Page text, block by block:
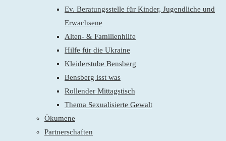
Ev. Beratungsstelle für Kinder, Jugendliche und
Erwachsene
Alten- & Familienhilfe
Hilfe für die Ukraine
Kleiderstube Bensberg
Bensberg isst was
Rollender Mittagstisch
Thema Sexualisierte Gewalt
Ökumene
Partnerschaften